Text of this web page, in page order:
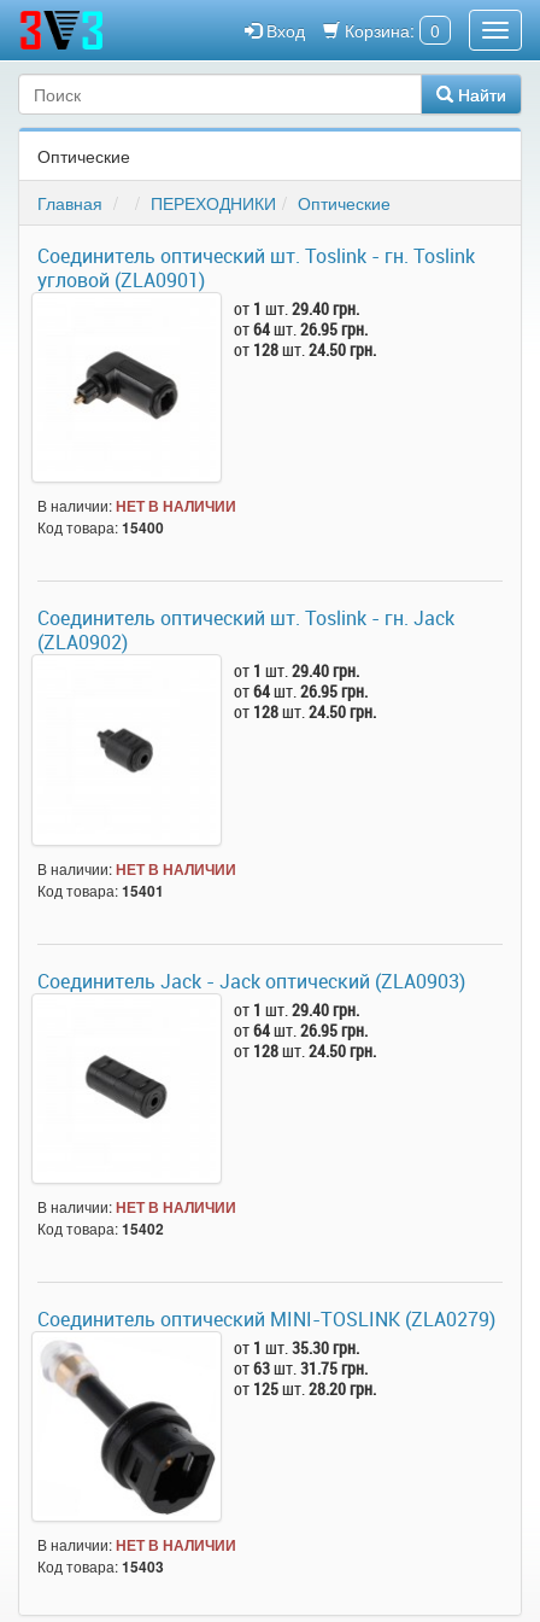
Корзина: 0
Вход
Найти
Оптические
Главная
ПЕРЕХОДНИКИ Оптические
Соединитель оптический шт. Toslink - гн. Toslink
угловой (ZLA0901)
от 1 шт.29.40 грн.
от64шт.26.95 грн.
от 128шт.24.50 грн.
В наличии:НЕТ В НАЛИЧИИ
Код товара:15400
Соединитель оптический шт. Toslink - гн. Jack
(ZLA0902)
от 1 шт.29.40 грн.
от64шт.26.95 грн.
от 128шт.24.50 грн.
В наличии:НЕТ В НАЛИЧИИ
Код товара:15401
Соединитель Jack - Jack оптический (ZLA0903)
от 1 шт.29.40 грн.
от64шт.26.95 грн.
от 128шт.24.50 грн.
В наличии:НЕТ В НАЛИЧИИ
Код товара:15402
Соединитель оптический MINI-TOSLINK (ZLA0279)
от 1 шт.35.30 грн.
от63шт.31.75 грн.
от 125шт.28.20 грн.
В наличии:НЕТ В НАЛИЧИИ
Код товара:15403